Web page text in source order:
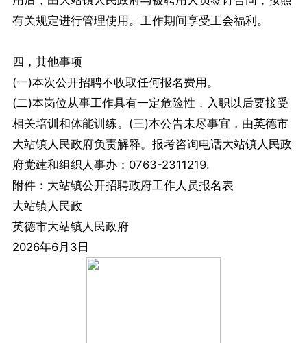
有关规定进行管理使用。工作期间享受工会福利。
四，其他事项
(一)本次公开招聘不收取任何报名费用。
(二)本岗位从事工作具有一定危险性，入职以后要接受
相关培训和体能训练。(三)本公告未尽事宜，由英德市
大站镇人民政府负责解释。报考咨询电话大站镇人民政
府党建和组织人事办：0763-2311219.
附件：大站镇公开招聘政府工作人员报名表
大站镇人民政
英德市大站镇人民政府
2026年6月3日